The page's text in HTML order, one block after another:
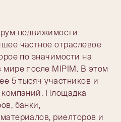
недвижимости
частное отраслевое
по значимости на
после MIPIM. В этом
5 тысяч участников и
Площадка
банки,
риелторов и